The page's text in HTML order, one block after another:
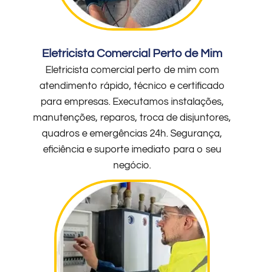
Eletricista Comercial Perto de Mim
Eletricista comercial perto de mim com
atendimento rápido, técnico e certificado
para empresas. Executamos instalações,
manutenções, reparos, troca de disjuntores,
quadros e emergências 24h. Segurança,
eficiência e suporte imediato para o seu
negócio.